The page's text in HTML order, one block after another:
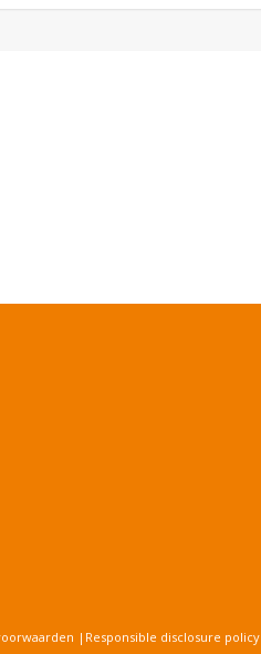
| Responsible disclosure policy